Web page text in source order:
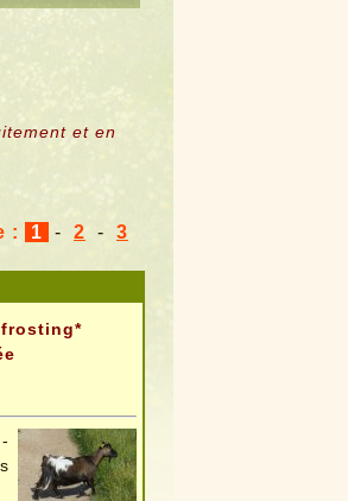
et en
: 1 - 2 - 3